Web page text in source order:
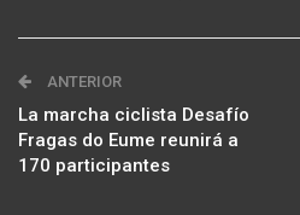
ANTERIOR
La marcha ciclista Desafío
Fragas do Eume reunirá a
170 participantes